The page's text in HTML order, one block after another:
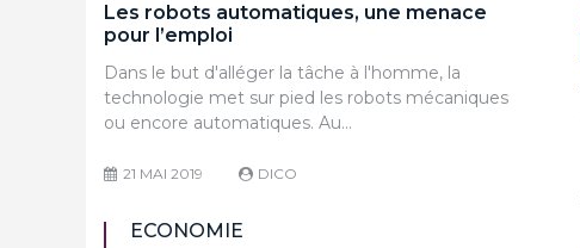
Les robots automatiques, une menace
pour l’emploi
Dans le but d'alléger la tâche à l'homme, la
technologie met sur pied les robots mécaniques
ou encore automatiques. Au…
21 MAI 2019 DICO
ECONOMIE